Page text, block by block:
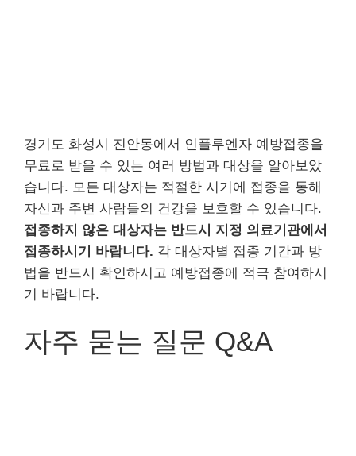
경기도 화성시 진안동에서 인플루엔자 예방접종을
무료로 받을 수 있는 여러 방법과 대상을 알아보았
습니다. 모든 대상자는 적절한 시기에 접종을 통해
자신과 주변 사람들의 건강을 보호할 수 있습니다.
접종하지 않은 대상자는 반드시 지정 의료기관에서
접종하시기 바랍니다. 각 대상자별 접종 기간과 방
법을 반드시 확인하시고 예방접종에 적극 참여하시
기 바랍니다.
자주 묻는 질문 Q&A